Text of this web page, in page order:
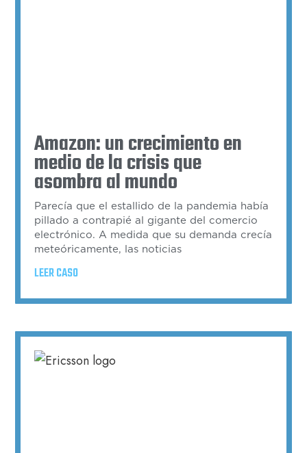
Amazon: un crecimiento en
medio de la crisis que
asombra al mundo
Parecía que el estallido de la pandemia había
pillado a contrapié al gigante del comercio
electrónico. A medida que su demanda crecía
meteóricamente, las noticias
LEER CASO